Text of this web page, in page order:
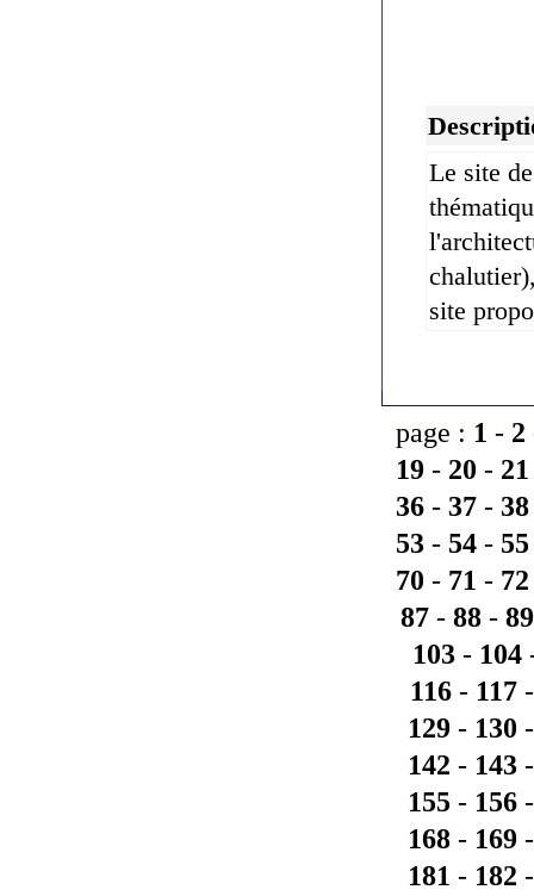
Le site
site
page : 1 - 2
19 - 20 - 21
36 - 37 - 38
53 - 54 - 55
70 - 71 - 72
87 - 88 - 89
103- 104
116 - 117
129 - 130
142 - 143
155 - 156
168 - 169
181 - 182